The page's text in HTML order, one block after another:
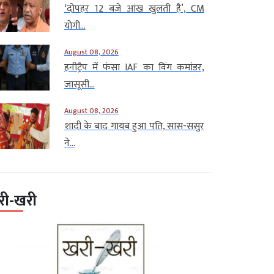
‘दोपहर 12 बजे आंख खुलती है’, CM
योगी...
August 08, 2026
हनीट्रैप में फंसा IAF का विंग कमांडर,
जासूसी...
August 08, 2026
शादी के बाद गायब हुआ पति, सास-ससुर
ने...
खरी